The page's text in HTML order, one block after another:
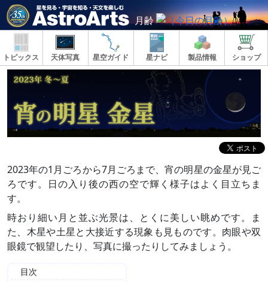
月齢
トピックス 天体写真 星空ガイド 星ナビ 製品情報 ショップ
2023年の1月ごろから7月ごろまで、宵の明星の金星が見ご
ろです。日の入り後の西の空で輝く様子はよく目立ちま
す。
時おり細い月と並ぶ光景は、とくに美しい眺めです。ま
た、木星や土星と大接近する現象も見ものです。肉眼や双
眼鏡で観望したり、写真に撮ったりしてみましょう。
目次